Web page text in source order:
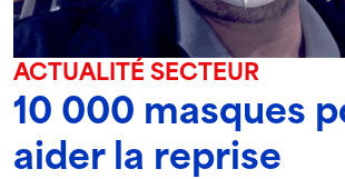
ACTUALITÉ SECTEUR
10 000 masques
aider la reprise